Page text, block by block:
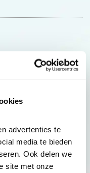
advertenties te
media te bieden
Ook delen we
site met onze
acties en tips